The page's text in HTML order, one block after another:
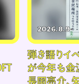
2026.8.9
弾き語りイ
が今年も金
長岡亮介、